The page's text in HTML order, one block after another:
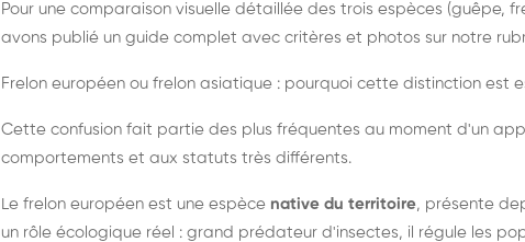
Pour une comparaison visuelle détaillée des trois espèces (guêpe,
avons publié un guide complet avec critères et photos sur notre
Frelon européen ou frelon asiatique : pourquoi cette distinction est
Cette confusion fait partie des plus fréquentes au moment d'un
comportements et aux statuts très différents.
Le frelon européen est une espèce native du territoire, présente
un rôle écologique réel : grand prédateur d'insectes, il régule les